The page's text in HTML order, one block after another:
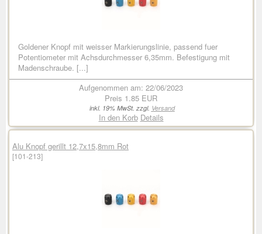
Goldener Knopf mit weisser Markierungslinie, passend fuer
Potentiometer mit Achsdurchmesser 6,35mm. Befestigung mit
Madenschraube. [...]
Aufgenommen am: 22/06/2023
Preis 1.85 EUR
inkl. 19% MwSt. zzgl. Versand
In den Korb Details
Alu Knopf gerillt 12,7x15,8mm Rot
[101-213]